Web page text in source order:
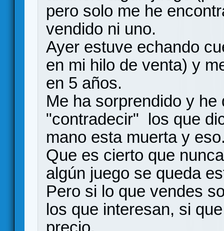
pero solo me he
vendido ni uno.
Ayer estuve echando
en mi hilo de venta) y
en 5 años.
Me ha sorprendido y
"contradecir" los que
mano esta muerta y
Que es cierto que
algún juego se queda
Pero si lo que vendes
los que interesan, si
precio.